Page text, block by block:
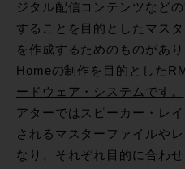
ジタル配信コンテンツなど
することを目的としたマス
を作成するためのものがあ
Homeの制作を目的とした
ードウェア・システムです。
アターではスピーカー・レ
されるマスターファイルや
なり、それぞれ目的に合わ